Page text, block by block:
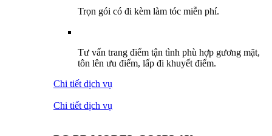
Trọn gói có đi kèm làm tóc miễn phí.
Tư vấn trang điểm tận tình phù hợp gương mặt,
tôn lên ưu điểm, lấp đi khuyết điểm.
Chi tiết dịch vụ
Chi tiết dịch vụ